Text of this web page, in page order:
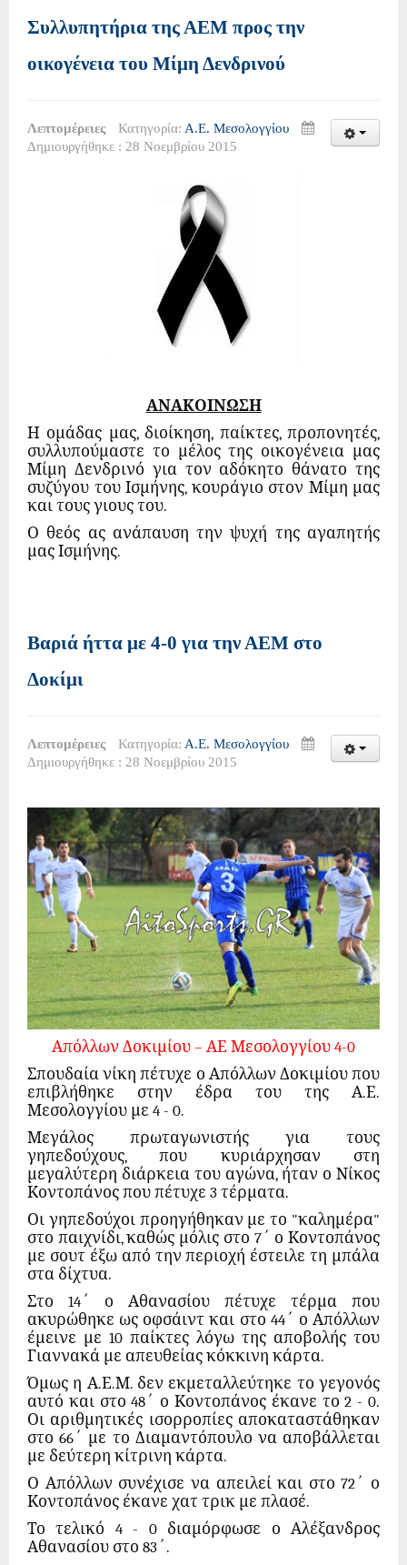
Συλλυπητήρια της ΑΕΜ προς την
οικογένεια του Μίμη Δενδρινού
Λεπτομέρειες Κατηγορία: Α.Ε. Μεσολογγίου
Δημιουργήθηκε : 28 Νοεμβρίου 2015
ΑΝΑΚΟΙΝΩΣΗ
Η ομάδας μας, διοίκηση, παίκτες, προπονητές,
συλλυπούμαστε το μέλος της οικογένεια μας
Μίμη Δενδρινό για τον αδόκητο θάνατο της
συζύγου του Ισμήνης, κουράγιο στον Μίμη μας
και τους γιους του.
Ο θεός ας ανάπαυση την ψυχή της αγαπητής
μας Ισμήνης.
Βαριά ήττα με 4-0 για την ΑΕΜ στο
Δοκίμι
Λεπτομέρειες Κατηγορία: Α.Ε. Μεσολογγίου
Δημιουργήθηκε : 28 Νοεμβρίου 2015
Απόλλων Δοκιμίου – ΑΕ Μεσολογγίου 4-0
Σπουδαία νίκη πέτυχε ο Απόλλων Δοκιμίου που
επιβλήθηκε στην έδρα του της Α.Ε.
Μεσολογγίου με 4 - 0.
Μεγάλος πρωταγωνιστής για τους
γηπεδούχους, που κυριάρχησαν στη
μεγαλύτερη διάρκεια του αγώνα, ήταν ο Νίκος
Κοντοπάνος που πέτυχε 3 τέρματα.
Οι γηπεδούχοι προηγήθηκαν με το "καλημέρα"
στο παιχνίδι, καθώς μόλις στο 7΄ ο Κοντοπάνος
με σουτ έξω από την περιοχή έστειλε τη μπάλα
στα δίχτυα.
Στο 14΄ ο Αθανασίου πέτυχε τέρμα που
ακυρώθηκε ως οφσάιντ και στο 44΄ ο Απόλλων
έμεινε με 10 παίκτες λόγω της αποβολής του
Γιαννακά με απευθείας κόκκινη κάρτα.
Όμως η Α.Ε.Μ. δεν εκμεταλλεύτηκε το γεγονός
αυτό και στο 48΄ ο Κοντοπάνος έκανε το 2 - 0.
Οι αριθμητικές ισορροπίες αποκαταστάθηκαν
στο 66΄ με το Διαμαντόπουλο να αποβάλλεται
με δεύτερη κίτρινη κάρτα.
Ο Απόλλων συνέχισε να απειλεί και στο 72΄ ο
Κοντοπάνος έκανε χατ τρικ με πλασέ.
Το τελικό 4 - 0 διαμόρφωσε ο Αλέξανδρος
Αθανασίου στο 83΄.